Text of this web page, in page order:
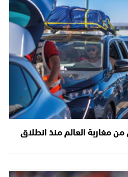
من 2,7 مليون من مغاربة العالم منذ انطلاق